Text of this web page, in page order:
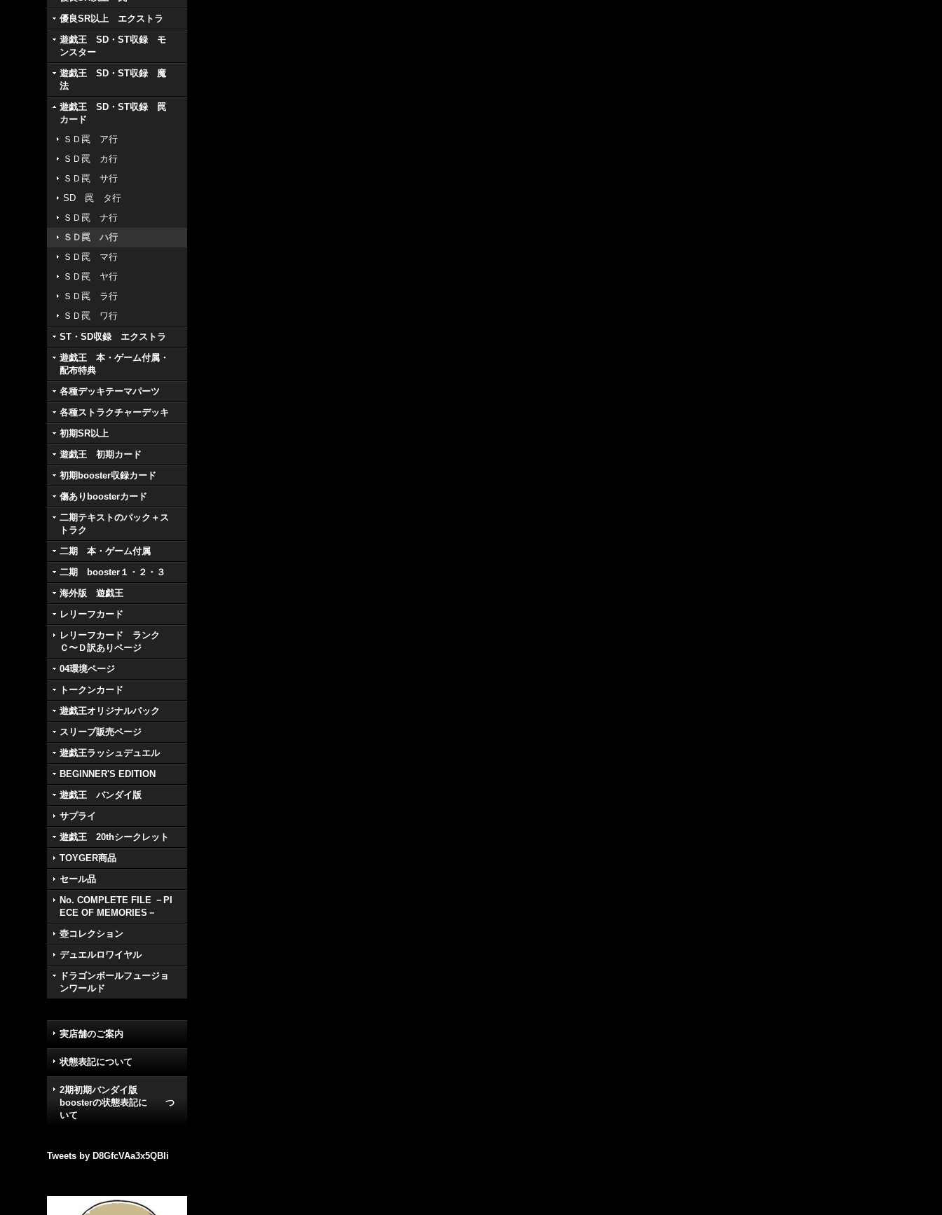
優良SR以上 エクストラ
遊戯王 SD・ST収録 モ
ンスター
遊戯王 SD・ST収録 魔
法
遊戯王 SD・ST収録 罠
カード
ＳＤ罠 ア行
ＳＤ罠 カ行
ＳＤ罠 サ行
SD 罠 タ行
ＳＤ罠 ナ行
ＳＤ罠 ハ行
ＳＤ罠 マ行
ＳＤ罠 ヤ行
ＳＤ罠 ラ行
ＳＤ罠 ワ行
ST・SD収録 エクストラ
遊戯王 本・ゲーム付属・
配布特典
各種デッキテーマパーツ
各種ストラクチャーデッキ
初期SR以上
遊戯王 初期カード
初期booster収録カード
傷ありboosterカード
二期テキストのパック＋ス
トラク
二期 本・ゲーム付属
二期 booster１・２・３
海外版 遊戯王
レリーフカード
レリーフカード ランク
Ｃ〜Ｄ訳ありページ
04環境ページ
トークンカード
遊戯王オリジナルパック
スリーブ販売ページ
遊戯王ラッシュデュエル
BEGINNER'S EDITION
遊戯王 バンダイ版
サプライ
遊戯王 20thシークレット
TOYGER商品
セール品
No. COMPLETE FILE －PI
ECE OF MEMORIES－
壺コレクション
デュエルロワイヤル
ドラゴンボールフュージョ
ンワールド
実店舗のご案内
状態表記について
2期初期バンダイ版
boosterの状態表記に つ
いて
Tweets by D8GfcVAa3x5QBli